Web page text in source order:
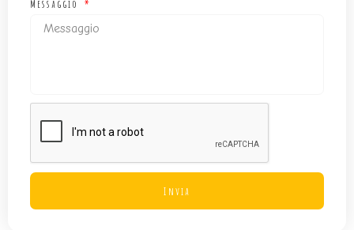
Messaggio
Invia